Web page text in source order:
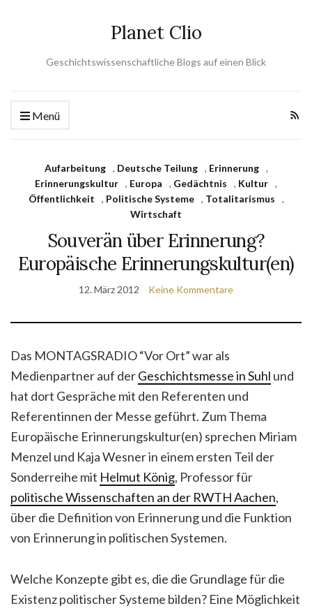
Planet Clio
Geschichtswissenschaftliche Blogs auf einen Blick
Menü
Aufarbeitung , Deutsche Teilung , Erinnerung
,
Erinnerungskultur , Europa , Gedächtnis , Kultur ,
Öffentlichkeit
, Politische Systeme , Totalitarismus
,
Wirtschaft
Souverän über Erinnerung?
Europäische Erinnerungskultur(en)
12. März 2012 Keine Kommentare
Das MONTAGSRADIO “Vor Ort” war als
Medienpartner auf derGeschichtsmesse in Suhl und
hat dort Gespräche mit den Referenten und
Referentinnen der Messe geführt. Zum Thema
Europäische Erinnerungskultur(en) sprechen Miriam
Menzel und Kaja Wesner in einem ersten Teil der
Sonderreihe mit Helmut König, Professor für
politische Wissenschaften an der RWTH Aachen,
über die Definition von Erinnerung und die Funktion
von Erinnerung in politischen Systemen.
Welche Konzepte gibt es, die die Grundlage für die
Existenz politischer Systeme bilden? Eine Möglichkeit